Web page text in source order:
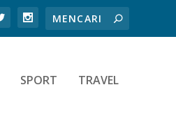
SPORT TRAVEL